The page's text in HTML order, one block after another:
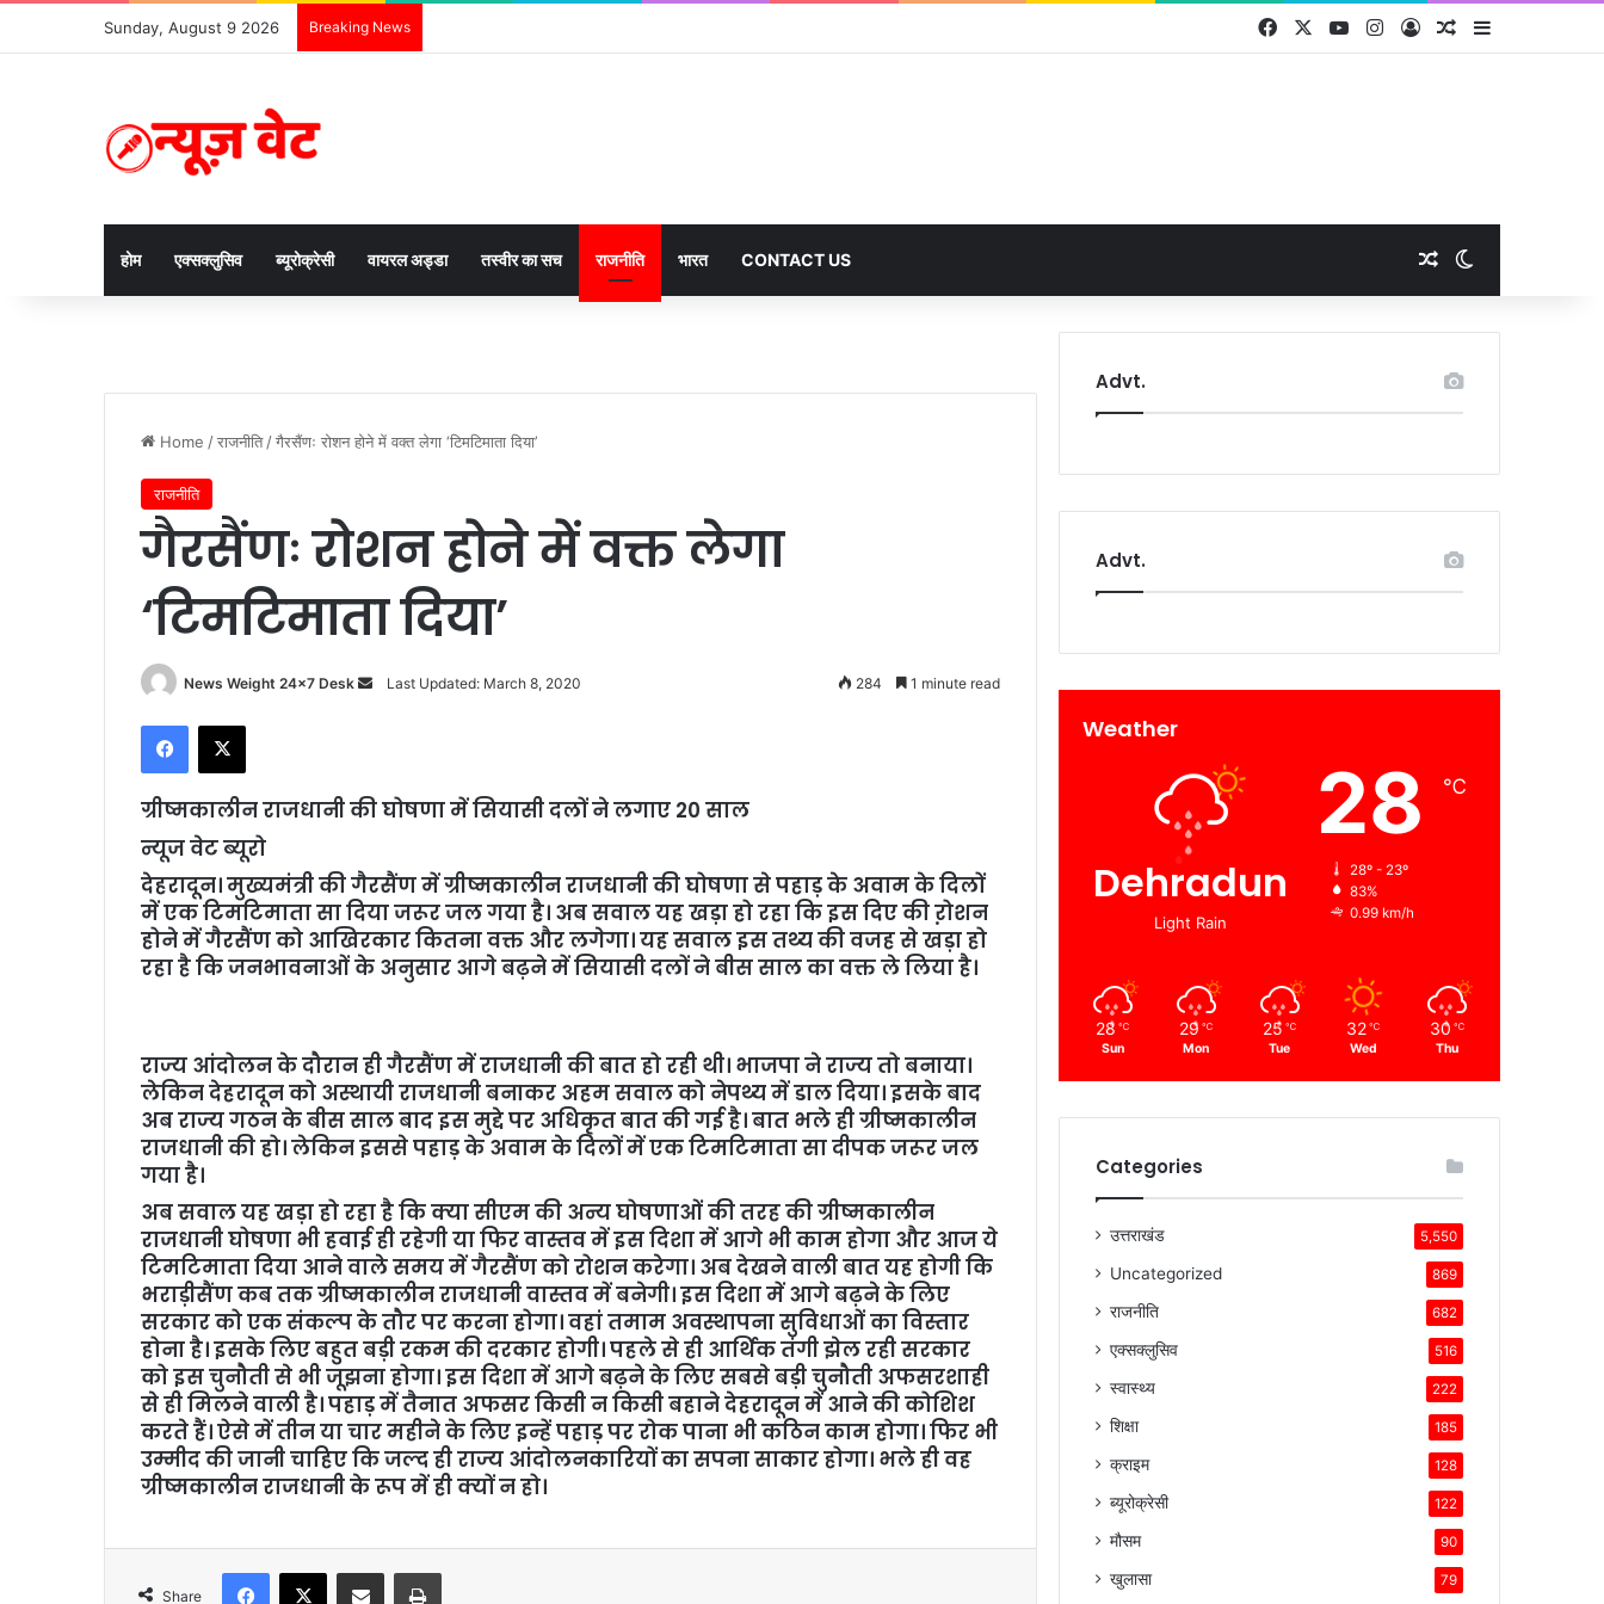
Sunday, August 9 2026 Breaking News Facebook YouTubeInstagram
Log InRandom Article
होम एक्सक्लुसिव ब्यूरोक्रेसी वायरल अड्डा तस्वीर का सच राजनीति भारत CONTACT US Random Article
Home /राजनीति /गैरसैंणः रोशन होने में वक्त लेगा ‘टिमटिमाता दिया’
राजनीति
गैरसैंणः रोशन होने में वक्त लेगा
‘टिमटिमाता दिया’
News Weight 24x7 Desk
a
m
a
i
l
Last Updated: March 8, 2020 284 1 minute read
ग्रीष्मकालीन राजधानी की घोषणा में सियासी दलों ने लगाए 20 साल
न्यूज वेट ब्यूरो
देहरादून। मुख्यमंत्री की गैरसैंण में ग्रीष्मकालीन राजधानी की घोषणा से पहाड़ के अवाम के दिलों
में एक टिमटिमाता सा दिया जरूर जल गया है। अब सवाल यह खड़ा हो रहा कि इस दिए की ऱोशन
होने में गैरसैंण को आखिरकार कितना वक्त और लगेगा। यह सवाल इस तथ्य की वजह से खड़ा हो
रहा है कि जनभावनाओं के अनुसार आगे बढ़ने में सियासी दलों ने बीस साल का वक्त ले लिया है।
राज्य आंदोलन के दौरान ही गैरसैंण में राजधानी की बात हो रही थी। भाजपा ने राज्य तो बनाया।
लेकिन देहरादून को अस्थायी राजधानी बनाकर अहम सवाल को नेपथ्य में डाल दिया। इसके बाद
अब राज्य गठन के बीस साल बाद इस मुद्दे पर अधिकृत बात की गई है। बात भले ही ग्रीष्मकालीन
राजधानी की हो। लेकिन इससे पहाड़ के अवाम के दिलों में एक टिमटिमाता सा दीपक जरूर जल
गया है।
अब सवाल यह खड़ा हो रहा है कि क्या सीएम की अन्य घोषणाओं की तरह की ग्रीष्मकालीन
राजधानी घोषणा भी हवाई ही रहेगी या फिर वास्तव में इस दिशा में आगे भी काम होगा और आज ये
टिमटिमाता दिया आने वाले समय में गैरसैंण को रोशन करेगा। अब देखने वाली बात यह होगी कि
भराड़ीसैंण कब तक ग्रीष्मकालीन राजधानी वास्तव में बनेगी। इस दिशा में आगे बढ़ने के लिए
सरकार को एक संकल्प के तौर पर करना होगा। वहां तमाम अवस्थापना सुविधाओं का विस्तार
होना है। इसके लिए बहुत बड़ी रकम की दरकार होगी। पहले से ही आर्थिक तंगी झेल रही सरकार
को इस चुनौती से भी जूझना होगा। इस दिशा में आगे बढ़ने के लिए सबसे बड़ी चुनौती अफसरशाही
से ही मिलने वाली है। पहाड़ में तैनात अफसर किसी न किसी बहाने देहरादून में आने की कोशिश
करते हैं। ऐसे में तीन या चार महीने के लिए इन्हें पहाड़ पर रोक पाना भी कठिन काम होगा। फिर भी
उम्मीद की जानी चाहिए कि जल्द ही राज्य आंदोलनकारियों का सपना साकार होगा। भले ही वह
ग्रीष्मकालीन राजधानी के रूप में ही क्यों न हो।
Share
Advt.
Advt.
Weather
Dehradun
Light Rain
28 ℃
28º - 23º
83%
0.99 km/h
28 ℃
Sun
29 ℃
Mon
25 ℃
Tue
32 ℃
Wed
30 ℃
Thu
Categories
उत्तराखंड 5,550
Uncategorized 869
राजनीति 682
एक्सक्लुसिव 516
स्वास्थ्य 222
शिक्षा 185
क्राइम 128
ब्यूरोक्रेसी 122
मौसम 90
खुलासा 79